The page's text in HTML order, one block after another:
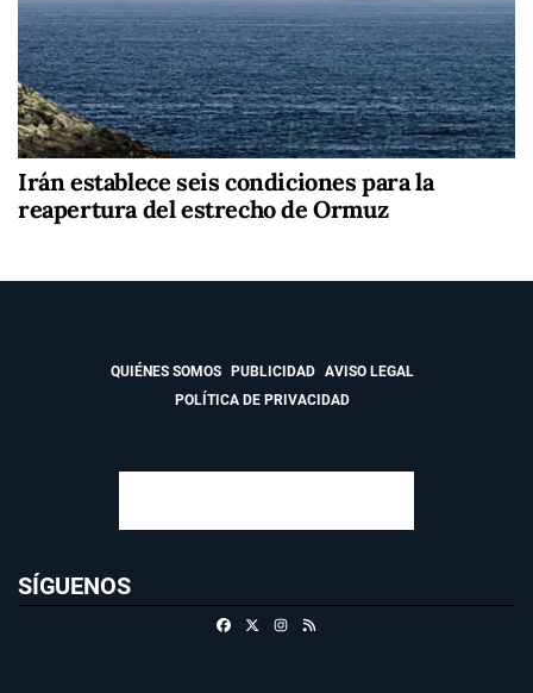
Irán establece seis condiciones para la
reapertura del estrecho de Ormuz
QUIÉNES SOMOS PUBLICIDAD
AVISO LEGAL
POLÍTICA DE PRIVACIDAD
SÍGUENOS
FacebookInstagram